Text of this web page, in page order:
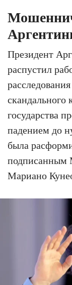
Президент
распустил
скандального
государства
падением до
была
подписанным
Мариано